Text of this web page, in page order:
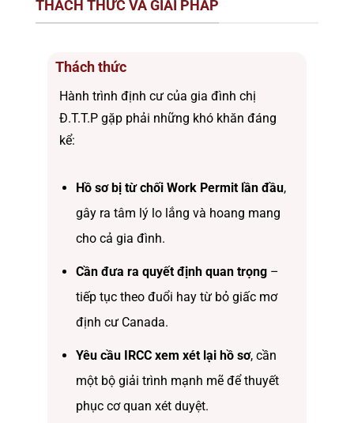
THÁCH THỨC VÀ GIẢI PHÁP
Thách thức
Hành trình định cư của gia đình chị
Đ.T.T.P gặp phải những khó khăn đáng
kể:
Hồ sơ bị từ chối Work Permit lần đầu,
gây ra tâm lý lo lắng và hoang mang
cho cả gia đình.
Cần đưa ra quyết định quan trọng–
tiếp tục theo đuổi hay từ bỏ giấc mơ
định cư Canada.
Yêu cầu IRCC xem xét lại hồ sơ, cần
một bộ giải trình mạnh mẽ để thuyết
phục cơ quan xét duyệt.